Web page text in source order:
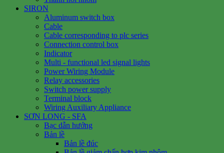
SIRON
Aluminum switch box
Cable
Cable corresponding to plc series
Connection control box
Indicator
Multi - functional led signal lights
Power Wiring Module
Relay accessories
Switch power supply
Terminal block
Wiring Auxiliary Appliance
SƠN LONG - SFA
Bạc dẫn hướng
Bản lề
Bản lề đúc